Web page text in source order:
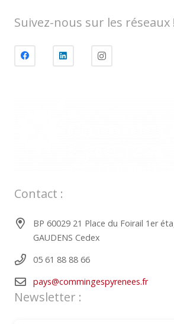
Suivez-nous sur les réseaux !
Contact :
BP 60029 21 Place du Foirail 1er
GAUDENS Cedex
05 61 88 88 66
pays@commingespyrenees.fr
Newsletter :